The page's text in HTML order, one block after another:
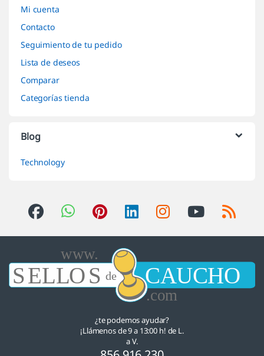
Mi cuenta
Contacto
Seguimiento de tu pedido
Lista de deseos
Comparar
Categorías tienda
Blog
Technology
¿te podemos ayudar?
¡Llámenos de 9 a 13:00 h! de L.
a V.